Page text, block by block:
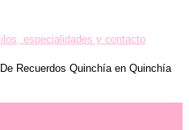
especialidades y contacto
Recuerdos Quinchía en Quinchía